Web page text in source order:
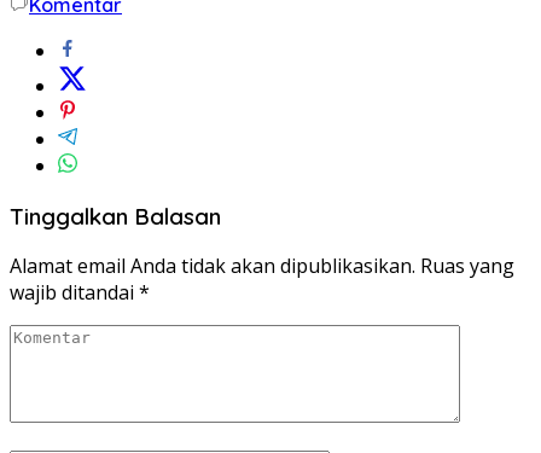
Tinggalkan Balasan
Alamat email Anda tidak akan dipublikasikan. Ruas yang
wajib ditandai *